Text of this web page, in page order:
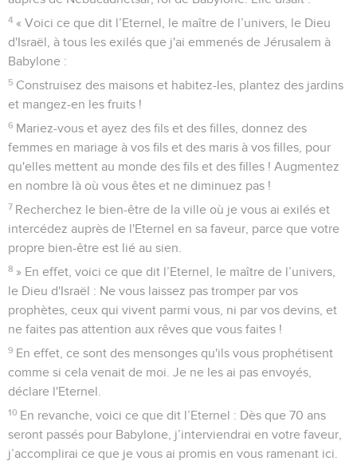
4 « Voici ce que dit l’Eternel, le maître de l’univers, le Dieu
d'Israël, à tous les exilés que j'ai emmenés de Jérusalem à
Babylone :
5 Construisez des maisons et habitez-les, plantez des jardins
et mangez-en les fruits !
6 Mariez-vous et ayez des fils et des filles, donnez des
femmes en mariage à vos fils et des maris à vos filles, pour
qu'elles mettent au monde des fils et des filles ! Augmentez
en nombre là où vous êtes et ne diminuez pas !
7 Recherchez le bien-être de la ville où je vous ai exilés et
intercédez auprès de l'Eternel en sa faveur, parce que votre
propre bien-être est lié au sien.
8 » En effet, voici ce que dit l’Eternel, le maître de l’univers,
le Dieu d'Israël : Ne vous laissez pas tromper par vos
prophètes, ceux qui vivent parmi vous, ni par vos devins, et
ne faites pas attention aux rêves que vous faites !
9 En effet, ce sont des mensonges qu'ils vous prophétisent
comme si cela venait de moi. Je ne les ai pas envoyés,
déclare l'Eternel.
10 En revanche, voici ce que dit l’Eternel : Dès que 70 ans
seront passés pour Babylone, j’interviendrai en votre faveur,
j’accomplirai ce que je vous ai promis en vous ramenant ici.